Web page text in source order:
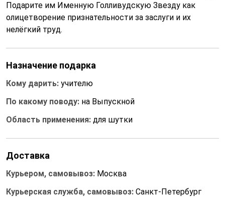
Подарите им Именную Голливудскую Звезду как
олицетворение признательности за заслуги и их
нелёгкий труд.
Назначение подарка
Кому дарить: учителю
По какому поводу: на Выпускной
Область применения: для шутки
Доставка
Курьером, самовывоз: Москва
Курьерская служба, самовывоз: Санкт-Петербург